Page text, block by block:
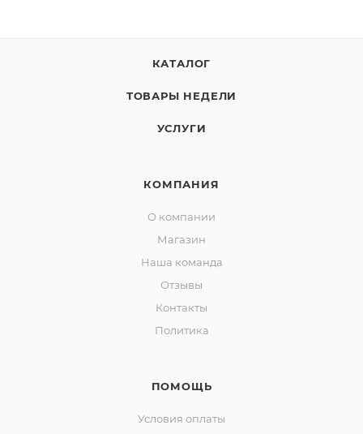
КАТАЛОГ
ТОВАРЫ НЕДЕЛИ
УСЛУГИ
КОМПАНИЯ
О компании
Магазин
Наша команда
Отзывы
Контакты
Политика
ПОМОЩЬ
Условия оплаты